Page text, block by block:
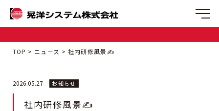
TOP ニュース 社内研修風景✍
2026.05.27 お知らせ
社内研修風景✍